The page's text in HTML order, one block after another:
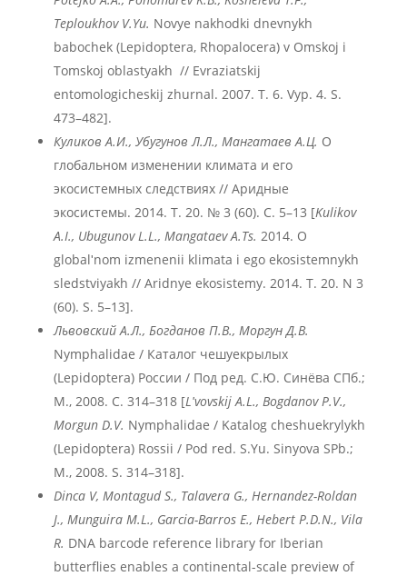
Teploukhov V.Yu. Novye nakhodki dnevnykh
babochek (Lepidoptera, Rhopalocera) v Omskoj i
Tomskoj oblastyakh // Evraziatskij
entomologicheskij zhurnal. 2007. T. 6. Vyp. 4. S.
473–482].
Куликов А.И., Убугунов Л.Л., Мангатаев А.Ц. О
глобальном изменении климата и его
экосистемных следствиях // Аридные
экосистемы. 2014. Т. 20. № 3 (60). С. 5–13 [Kulikov
A.I., Ubugunov L.L., Mangataev A.Ts. 2014. O
globalʹnom izmenenii klimata i ego ekosistemnykh
sledstviyakh // Aridnye ekosistemy. 2014. T. 20. N 3
(60). S. 5–13].
Львовский А.Л., Богданов П.В., Моргун Д.В.
Nymphalidae / Каталог чешуекрылых
(Lepidoptera) России / Под ред. С.Ю. Синёва СПб.;
М., 2008. С. 314–318 [Lʹvovskij A.L., Bogdanov P.V.,
Morgun D.V. Nymphalidae / Katalog cheshuekrylykh
(Lepidoptera) Rossii / Pod red. S.Yu. Sinyova SPb.;
M., 2008. S. 314–318].
Dinca V, Montagud S., Talavera G., Hernandez-Roldan
J., Munguira M.L., Garcia-Barros E., Hebert P.D.N., Vila
R. DNA barcode reference library for Iberian
butterflies enables a continental-scale preview of